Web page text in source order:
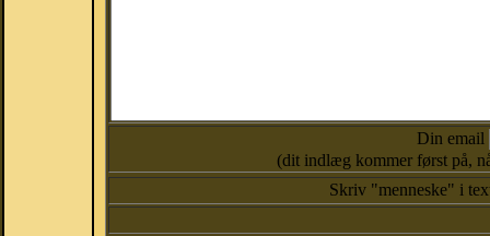
Din email
(dit indlæg kommer først på,
Skriv "menneske" i